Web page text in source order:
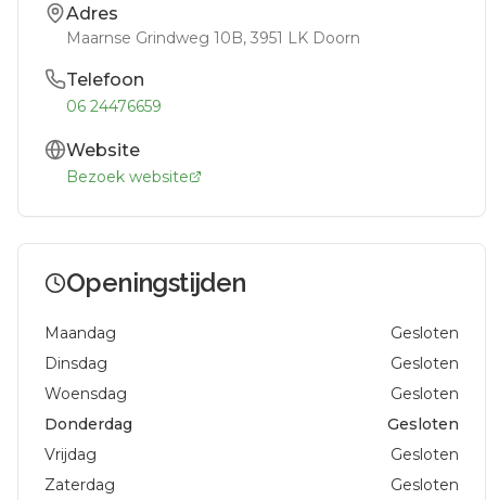
Adres
Maarnse Grindweg 10B, 3951 LK Doorn
Telefoon
06 24476659
Website
Bezoek website
Openingstijden
Maandag
Gesloten
Dinsdag
Gesloten
Woensdag
Gesloten
Donderdag
Gesloten
Vrijdag
Gesloten
Zaterdag
Gesloten